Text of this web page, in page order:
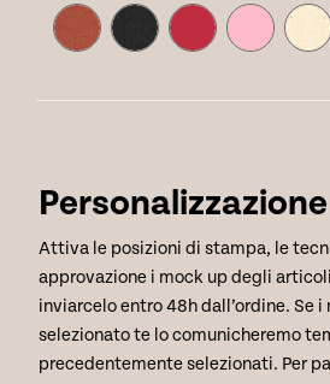
Personalizzazione
Attiva le posizioni di stampa, le
approvazione i mock up degli
inviarcelo entro 48h dall’ordine.
selezionato te lo comunicheremo
precedentemente selezionati. Per